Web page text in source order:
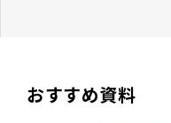
おすすめ資料